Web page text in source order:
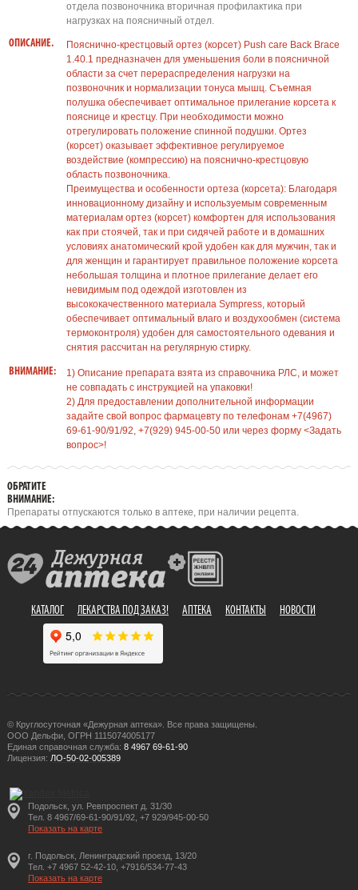
отдела позвоночника вторичная профилактика при
нагрузках на поясничный отдел.
ОПИСАНИЕ.
Пояснично-крестцовый ортез (корсет) Push care Back Brace
1.40.1 предназначен для уменьшения боли в поясничной
области за счет перераспределения нагрузки на
позвоночник и нормализации тонуса мышц. Съемная
полушка обеспечивает оптимальное прилегание корсета к
пояснице и крестцу. При необходимости можно
отрегулировать положение спинной подушки. Ортез
(корсет) оказывает эффективное регулируемое
воздействие (компрессию) на пояснично-крестцовую
область позвоночника.
Преимущества и особенности ортеза (корсета): Благодаря
инновационному дизайну и используемым современным
материалам ортез (корсет) комфортен для использования
как при стоячей, так и при сидячей работе и в домашних
условиях анатомический крой удобен как для мужчин, так и
для женщин и гарантирует правильное положение корсета
небольшая толщина и плотное прилегание делает его
невидимым под одеждой изготовлен из
высококачественного материала Sympress, который
обеспечивает оптимальный влаго и воздухообмен (система
термоконтроля) удобен для самостоятельного одевания и
снятия рассчитан на регулярную стирку.
ВНИМАНИЕ:
1) Описание препарата взята из справочника РЛС, и может
не совпадать с инструкцией на упаковки!
2) Для предоставлении дополнительной информации
задайте свой вопрос фармацевту по телефонам +7(4967)
69-61-90/91/92, +7(929) 945-00-50 или через форму <Задать
вопрос>!
ОБРАТИТЕ
ВНИМАНИЕ:
Препараты отпускаются только в аптеке, при наличии рецепта.
КАТАЛОГ ЛЕКАРСТВА ПОД ЗАКАЗ! АПТЕКА КОНТАКТЫ НОВОСТИ
© Круглосуточная «Дежурная аптека». Все права защищены.
ООО Дельфи, ОГРН 1115074005177
Единая справочная служба: 8 4967 69-61-90
Лицензия: ЛО-50-02-005389
Подольск, ул. Ревпроспект д. 31/30
Тел. 8 4967/69-61-90/91/92, +7 929/945-00-50
Показать на карте
г. Подольск, Ленинградский проезд, 13/20
Тел. +7 4967 52-42-10, +7916/534-77-43
Показать на карте